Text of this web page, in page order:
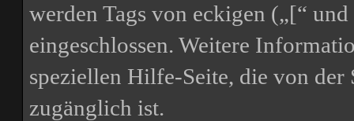
werden Tags von eckigen („[“
eingeschlossen. Weitere
speziellen Hilfe-Seite, die von der
zugänglich ist.